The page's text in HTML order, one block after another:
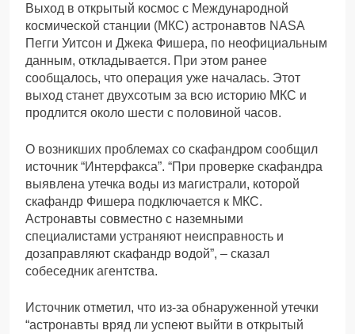
Выход в открытый космос с Международной
космической станции (МКС) астронавтов NASA
Пегги Уитсон и Джека Фишера, по неофициальным
данным, откладывается. При этом ранее
сообщалось, что операция уже началась. Этот
выход станет двухсотым за всю историю МКС и
продлится около шести с половиной часов.
О возникших проблемах со скафандром сообщил
источник “Интерфакса”. “При проверке скафандра
выявлена утечка воды из магистрали, которой
скафандр Фишера подключается к МКС.
Астронавты совместно с наземными
специалистами устраняют неисправность и
дозаправляют скафандр водой”, – сказал
собеседник агентства.
Источник отметил, что из-за обнаруженной утечки
“астронавты вряд ли успеют выйти в открытый